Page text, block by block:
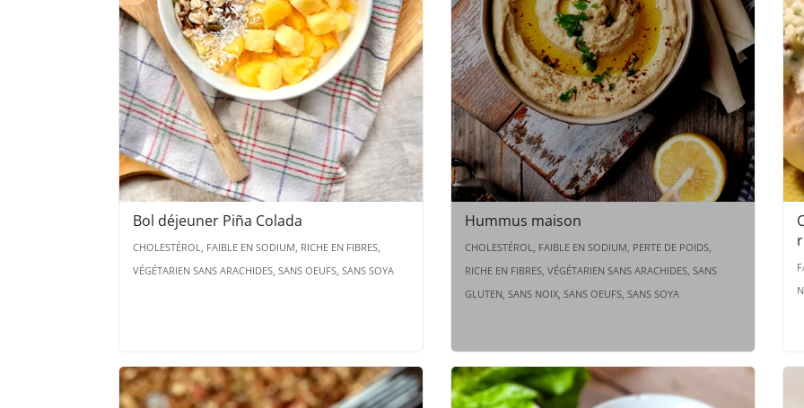
Bol déjeuner Piña Colada
CHOLESTÉROL, FAIBLE EN SODIUM, RICHE EN FIBRES,
VÉGÉTARIEN SANS ARACHIDES, SANS OEUFS, SANS SOYA
Hummus maison
CHOLESTÉROL, FAIBLE EN SODIUM, PERTE DE POIDS,
RICHE EN FIBRES, VÉGÉTARIEN SANS ARACHIDES, SANS
GLUTEN, SANS NOIX, SANS OEUFS, SANS SOYA